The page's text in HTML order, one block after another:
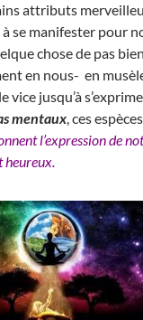
attributs
se manifester pour
chose de pas
en nous- en
vice jusqu’à
mentaux, ces
l’expression de
heureux.